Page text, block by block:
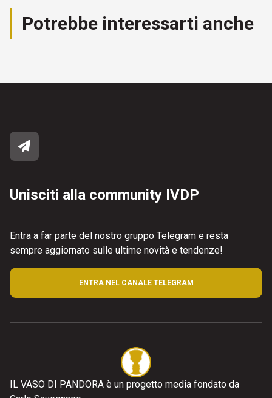
Potrebbe interessarti anche
Unisciti alla community IVDP
Entra a far parte del nostro gruppo Telegram e resta
sempre aggiornato sulle ultime novità e tendenze!
ENTRA NEL CANALE TELEGRAM
IL VASO DI PANDORA è un progetto media fondato da